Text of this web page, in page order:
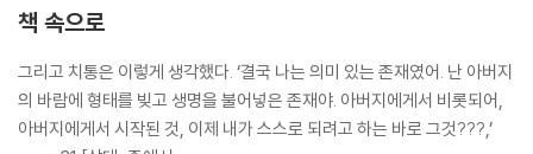
책 속으로
그리고 치통은 이렇게 생각했다. ‘결국 나는 의미 있는 존재였어. 난 아버지
의 바람에 형태를 빚고 생명을 불어넣은 존재야. 아버지에게서 비롯되어,
아버지에게서 시작된 것, 이제 내가 스스로 되려고 하는 바로 그것???,’